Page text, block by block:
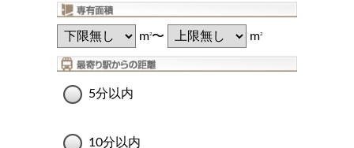
m2〜 m2
5分以内
10分以内